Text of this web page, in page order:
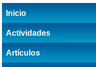
Inicio
Actividades
Artículos